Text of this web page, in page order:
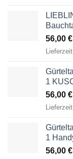
56,00 €
1
56,00 €
1
56,00 €